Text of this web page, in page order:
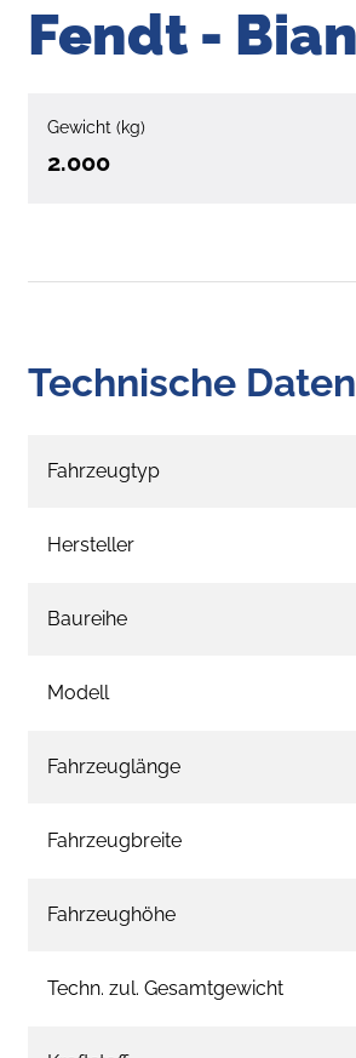
Fendt -
Gewicht (kg)
2.000
Technische Daten
Fahrzeugtyp
Hersteller
Baureihe
Modell
Fahrzeuglänge
Fahrzeugbreite
Fahrzeughöhe
Techn. zul. Gesamtgewicht